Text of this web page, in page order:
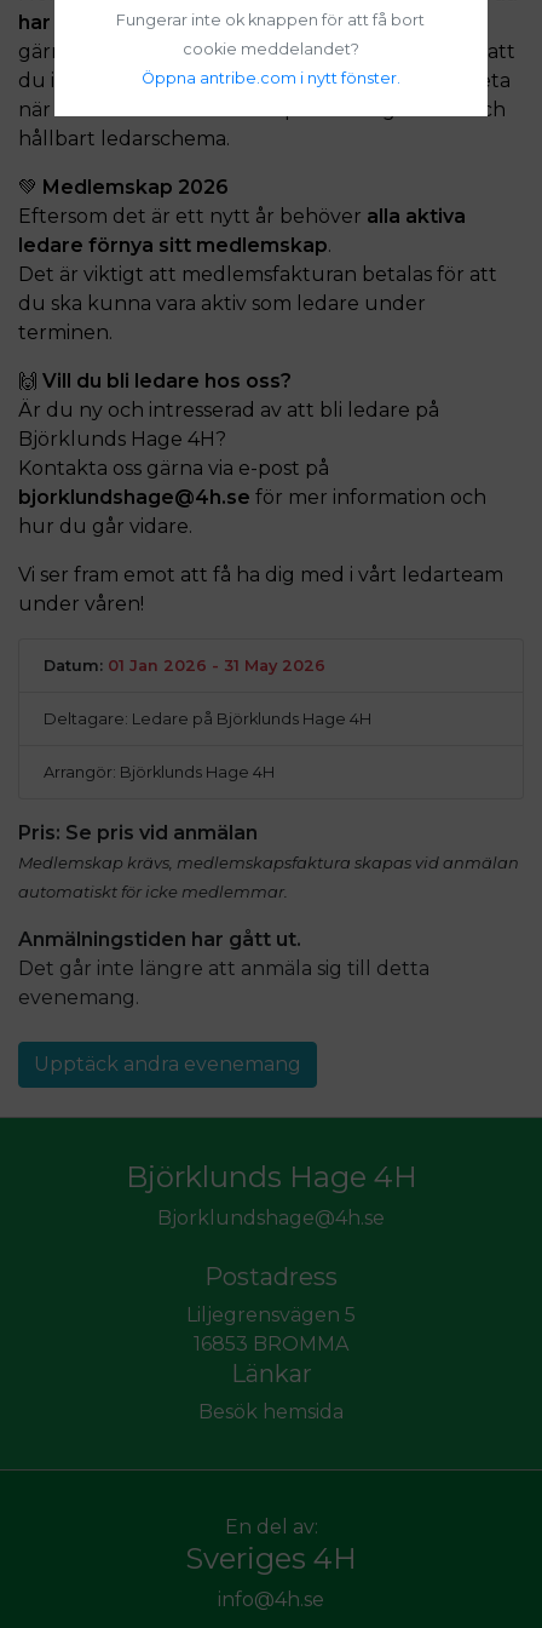
har möjlighet att hjälpa till på under våren
gärna i alla grupper du kan vara med, observera att
du inte signar upp på alla grupper, vi behöver veta
när alla kan så att vi kan skapa ett fungerande och
hållbart ledarschema.
💚 Medlemskap 2026
Eftersom det är ett nytt år behöver alla aktiva
ledare förnya sitt medlemskap.
Det är viktigt att medlemsfakturan betalas för att
du ska kunna vara aktiv som ledare under
terminen.
🙌 Vill du bli ledare hos oss?
Är du ny och intresserad av att bli ledare på
Björklunds Hage 4H?
Kontakta oss gärna via e-post på
bjorklundshage@4h.se för mer information och
hur du går vidare.
Vi ser fram emot att få ha dig med i vårt ledarteam
under våren!
Datum: 01 Jan 2026 - 31 May 2026
Deltagare: Ledare på Björklunds Hage 4H
Arrangör: Björklunds Hage 4H
Pris: Se pris vid anmälan
Medlemskap krävs, medlemskapsfaktura skapas vid anmälan
automatiskt för icke medlemmar.
Anmälningstiden har gått ut.
Det går inte längre att anmäla sig till detta
evenemang.
Upptäck andra evenemang
Björklunds Hage 4H
Bjorklundshage@4h.se
Postadress
Liljegrensvägen 5
16853 BROMMA
Länkar
Besök hemsida
En del av:
Sveriges 4H
info@4h.se
Fungerar inte ok knappen för att få bort
cookie meddelandet?
Öppna antribe.com i nytt fönster.